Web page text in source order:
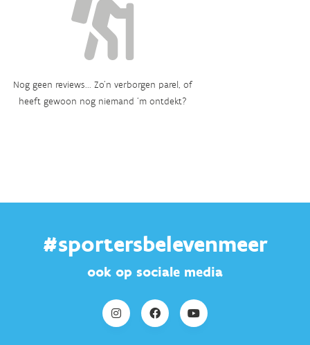
Nog geen reviews... Zo’n verborgen parel, of
heeft gewoon nog niemand ‘m ontdekt?
#sportersbelevenmeer
ook op sociale media